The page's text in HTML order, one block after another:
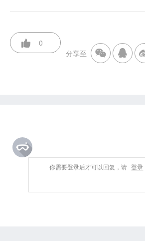
0
分享至
你需要登录后才可以回复，请 登录